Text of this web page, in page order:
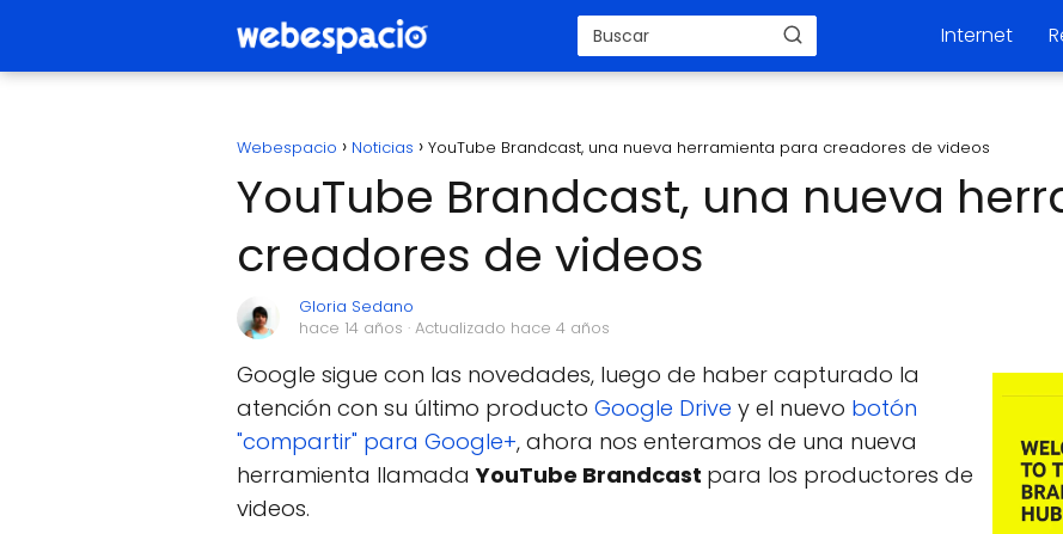
Internet
Webespacio Noticias YouTube Brandcast, una nueva herramienta para creadores de videos
YouTube Brandcast, una nueva
creadores de videos
Gloria Sedano
hace 14 años · Actualizado hace 4 años
Google sigue con las novedades, luego de haber capturado la
atención con su último producto Google Drive y el nuevo botón
"compartir" para Google+, ahora nos enteramos de una nueva
herramienta llamadaYouTube Brandcast para los productores de
videos.